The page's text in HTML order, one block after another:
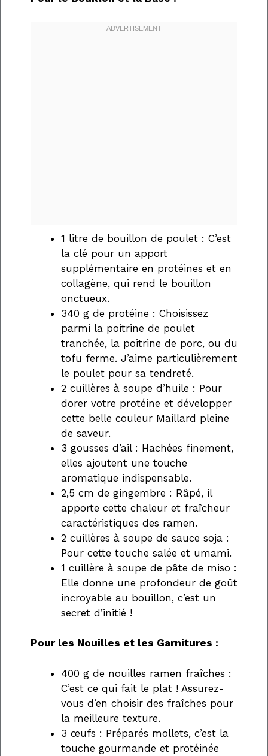
1 litre de bouillon de poulet : C’est
la clé pour un apport
supplémentaire en protéines et en
collagène, qui rend le bouillon
onctueux.
340 g de protéine : Choisissez
parmi la poitrine de poulet
tranchée, la poitrine de porc, ou du
tofu ferme. J’aime particulièrement
le poulet pour sa tendreté.
2 cuillères à soupe d’huile : Pour
dorer votre protéine et développer
cette belle couleur Maillard pleine
de saveur.
3 gousses d’ail : Hachées finement,
elles ajoutent une touche
aromatique indispensable.
2,5 cm de gingembre : Râpé, il
apporte cette chaleur et fraîcheur
caractéristiques des ramen.
2 cuillères à soupe de sauce soja :
Pour cette touche salée et umami.
1 cuillère à soupe de pâte de miso :
Elle donne une profondeur de goût
incroyable au bouillon, c’est un
secret d’initié !
Pour les Nouilles et les Garnitures :
400 g de nouilles ramen fraîches :
C’est ce qui fait le plat ! Assurez-
vous d’en choisir des fraîches pour
la meilleure texture.
3 œufs : Préparés mollets, c’est la
touche gourmande et protéinée